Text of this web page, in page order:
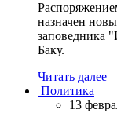
назначен
заповедника
Баку.
Читать далее
Политика
13